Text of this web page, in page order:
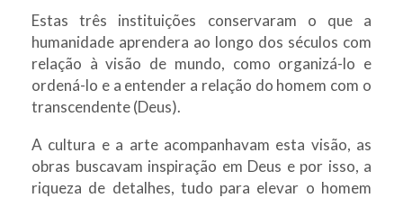
Estas três instituições conservaram o que a
humanidade aprendera ao longo dos séculos com
relação à visão de mundo, como organizá-lo e
ordená-lo e a entender a relação do homem com o
transcendente (Deus).
A cultura e a arte acompanhavam esta visão, as
obras buscavam inspiração em Deus e por isso, a
riqueza de detalhes, tudo para elevar o homem